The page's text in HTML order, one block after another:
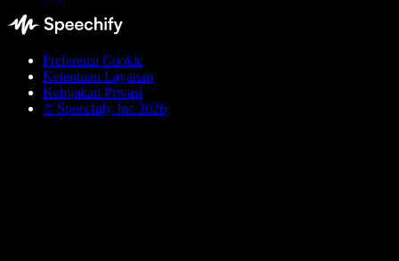
Preferensi Cookie
Ketentuan Layanan
Kebijakan Privasi
© Speechify Inc 2026